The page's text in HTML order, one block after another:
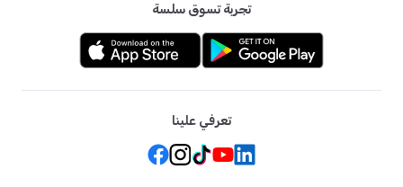
تجربة تسوق سلسة
تعرفي علينا